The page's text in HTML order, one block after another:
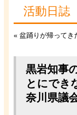
活動日誌
« 盆踊りが帰って
黒岩知事
とにでき
奈川県議